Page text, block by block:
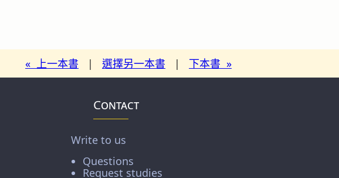
« 上一本書 | 選擇另一本書 | 下本書 »
Contact
Write to us
Questions
Request studies